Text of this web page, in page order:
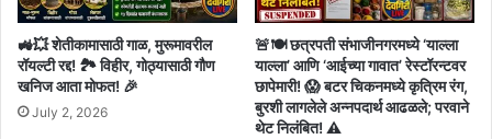
🚜💥 शेतीकामासाठी गाळ, मुरूमावरील
रॉयल्टी रद्द! 🏞️ विहीर, गोठ्यासाठी गौण
खनिज आता मोफत! 🎉
July 2, 2026
🚨🍽️ छत्रपती संभाजीनगरमध्ये ‘याल्ला
याल्ला’ आणि ‘आईच्या गावात’ रेस्टॉरन्टवर
छापेमारी! 😱 बटर चिकनमध्ये कृत्रिम रंग,
बुरशी लागलेले अन्नपदार्थ आढळले; परवाने
थेट निलंबित! ⚠️